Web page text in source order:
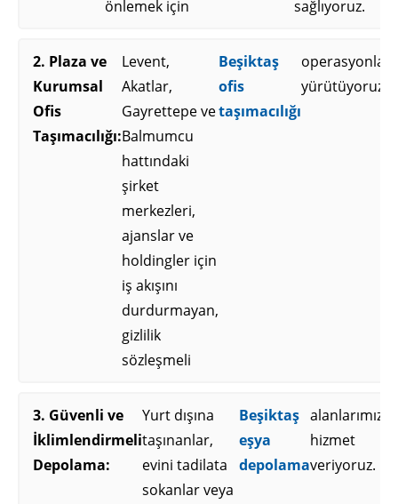
önlemek için sağlıyoruz.
2. Plaza ve
Kurumsal
Ofis
Taşımacılığı:
Levent,
Akatlar,
Gayrettepe ve
Balmumcu
hattındaki
şirket
merkezleri,
ajanslar ve
holdingler için
iş akışını
durdurmayan,
gizlilik
sözleşmeli
Beşiktaş
ofis
taşımacılığı
operasyonları
yürütüyoruz.
3. Güvenli ve
İklimlendirmeli
Depolama:
Yurt dışına
taşınanlar,
evini tadilata
sokanlar veya
Beşiktaş
eşya
depolama
alanlarımızla
hizmet
veriyoruz.